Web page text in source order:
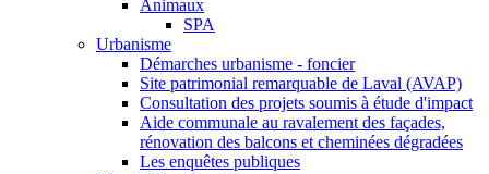
Animaux
SPA
Urbanisme
Démarches urbanisme - foncier
Site patrimonial remarquable de Laval (AVAP)
Consultation des projets soumis à étude d'impact
Aide communale au ravalement des façades,
rénovation des balcons et cheminées dégradées
Les enquêtes publiques